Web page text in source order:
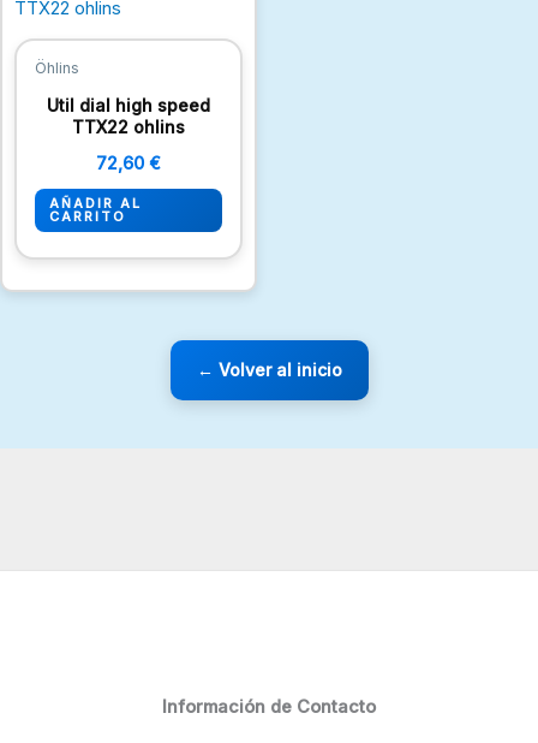
Öhlins
Util dial high speed
TTX22 ohlins
72,60 €
AÑADIR AL
CARRITO
← Volver al inicio
Información de Contacto